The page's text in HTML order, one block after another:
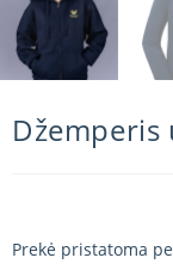
Džemperis
Prekė pristatoma